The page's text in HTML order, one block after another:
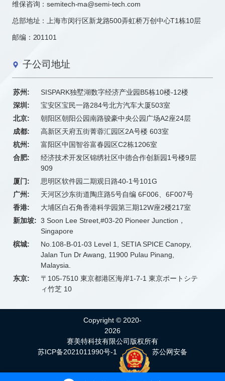
维保咨询：semitech-ma@semi-tech.com
总部地址：上海市闵行区新龙路500弄虹桥万创中心T1栋10层
邮编：201101
子公司地址
苏州:
SISPARK独墅湖数字经济产业园B5栋10楼-12楼
深圳:
宝安区宝民一路284号北方汽车大厦503室
北京:
朝阳区朝阳公园南路骏豪中央公园广场A2座24层
成都:
高新区天府五街菁蓉汇园区2A号楼 603室
杭州:
富阳区中国智谷富春园区C2栋1206室
合肥:
经济技术开发区锦绣社区中德合作创新园1号楼9层
909
厦门:
思明区软件园二期观日路40-1号101G
广州:
天河区沙东街道陶庄路5号自编 6F006、6F007号
香港:
大埔区白石角香港科学园第三期12W座2楼217室
新加坡: 3 Soon Lee Street,#03-20 Pioneer Junction，
Singapore
槟城:
No.108-B-01-03 Level 1, SETIA SPICE Canopy,
Jalan Tun Dr Awang, 11900 Pulau Pinang,
Malaysia.
东京:
〒105-7510 東京都港区海岸1-7-1 東京ポートシテ
ィ竹芝 10
Copyright © 2020-
2026
赛美特科技有限公司版权所有
苏ICP备2021011990号-1
苏公网安备